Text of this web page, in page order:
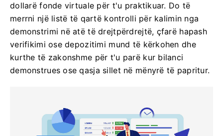
dollarë fonde virtuale për t'u praktikuar. Do të
merrni një listë të qartë kontrolli për kalimin nga
demonstrimi në atë të drejtpërdrejtë, çfarë hapash
verifikimi ose depozitimi mund të kërkohen dhe
kurthe të zakonshme për t'u parë kur bilanci
demonstrues ose qasja sillet në mënyrë të papritur.